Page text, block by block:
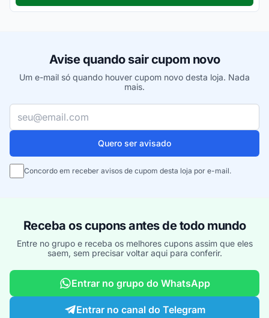
Avise quando sair cupom novo
Um e-mail só quando houver cupom novo desta loja. Nada
mais.
Seu e-mail
Quero ser avisado
Concordo em receber avisos de cupom desta loja por e-mail.
Receba os cupons antes de todo mundo
Entre no grupo e receba os melhores cupons assim que eles
saem, sem precisar voltar aqui para conferir.
Entrar no grupo do WhatsApp
Entrar no canal do Telegram